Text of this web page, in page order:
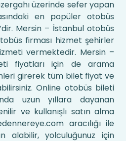
üzerinde sefer yapan
en popüler otobüs
Mersin – İstanbul otobüs
firması hizmet şehirler
vermektedir. Mersin –
fiyatları için de arama
girerek tüm bilet fiyat ve
Online otobüs bileti
uzun yıllara dayanan
ve kullanışlı satın alma
aracılığı ile
alabilir, yolculuğunuz için